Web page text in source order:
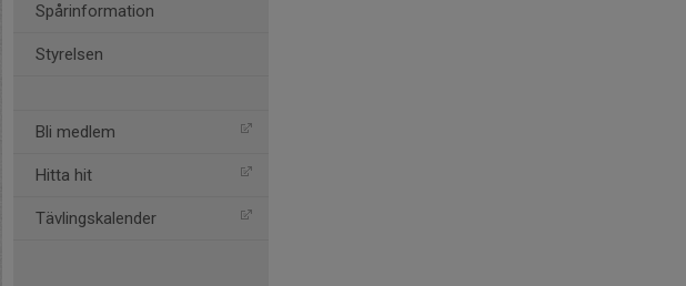
Spårinformation
Styrelsen
Bli medlem
Hitta hit
Tävlingskalender